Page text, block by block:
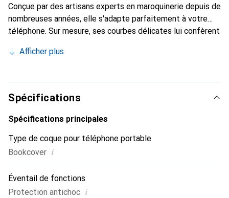
Conçue par des artisans experts en maroquinerie depuis de
nombreuses années, elle s'adapte parfaitement à votre
téléphone. Sur mesure, ses courbes délicates lui confèrent
et indispensable pour votre smartphone. Reconnaître
marque Noreve est un choix sûr pour une clientèle
exigeante.
Afficher plus
Spécifications
Spécifications principales
Type de coque pour téléphone portable
Bookcover i
Éventail de fonctions
Protection antichoc i